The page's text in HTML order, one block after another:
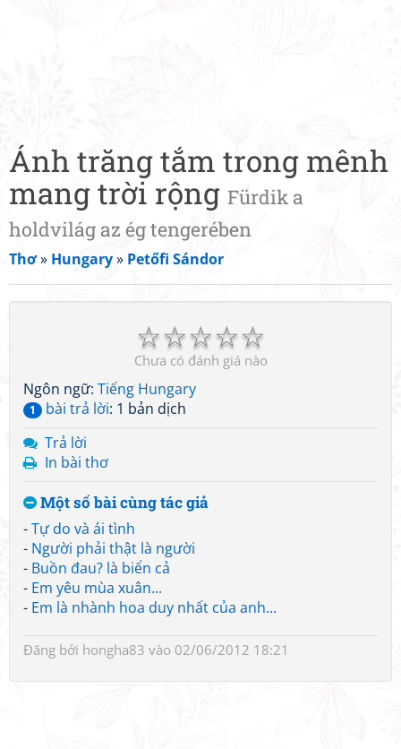
Ánh trăng tắm trong mênh
mang trời rộng Fürdik a
holdvilág az ég tengerében
Thơ» Hungary» Petőfi Sándor
☆
☆
☆
☆
☆
Chưa có đánh giá nào
Ngôn ngữ: Tiếng Hungary
1 bài trả lời: 1 bản dịch
Trả lời
In bài thơ
Một số bài cùng tác giả
-Tự do và ái tình
- Người phải thật là người
- Buồn đau? là biển cả
- Em yêu mùa xuân...
- Em là nhành hoa duy nhất của anh...
Đăng bởi hongha83 vào 02/06/2012 18:21